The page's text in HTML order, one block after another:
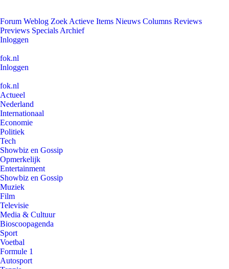
Forum Weblog Zoek Actieve Items Nieuws Columns Reviews
Previews Specials Archief
Inloggen
fok.nl
Inloggen
fok.nl
Actueel
Nederland
Internationaal
Economie
Politiek
Tech
Showbiz en Gossip
Opmerkelijk
Entertainment
Showbiz en Gossip
Muziek
Film
Televisie
Media & Cultuur
Bioscoopagenda
Sport
Voetbal
Formule 1
Autosport